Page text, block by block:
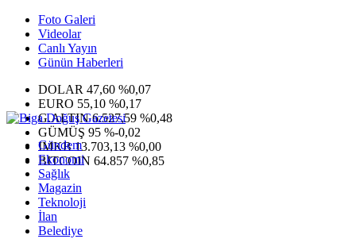
Foto Galeri
Videolar
Canlı Yayın
Günün Haberleri
DOLAR 47,60 %0,07
EURO 55,10 %0,17
G.ALTIN6.527,59 %0,48
GÜMÜŞ 95 %-0,02
IMKB13.703,13 %0,00
BITCOIN 64.857 %0,85
Gündem
Ekonomi
Sağlık
Magazin
Teknoloji
İlan
Belediye